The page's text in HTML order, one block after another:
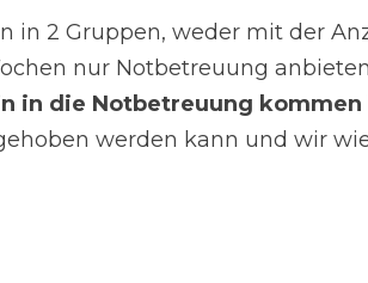
2 Gruppen, weder mit der
nur Notbetreuung
in die Notbetreuung kommen
werden kann und wir